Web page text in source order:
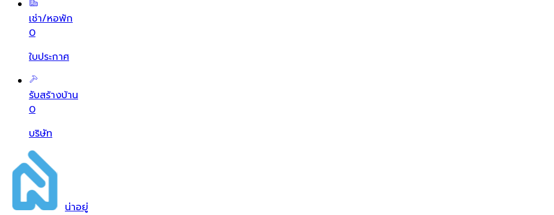
เช่า/หอพัก
0
ใบประกาศ
รับสร้างบ้าน
0
บริษัท
น่าอยู่